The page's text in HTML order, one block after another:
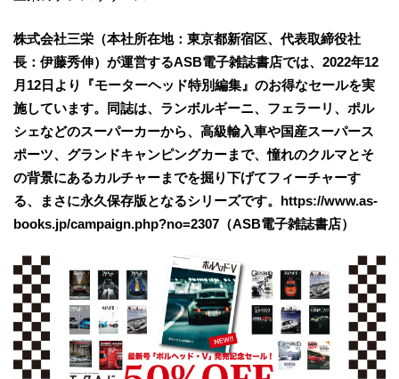
株式会社三栄（本社所在地：東京都新宿区、代表取締役社
長：伊藤秀伸）が運営するASB電子雑誌書店では、2022年12
月12日より『モーターヘッド特別編集』のお得なセールを実
施しています。同誌は、ランボルギーニ、フェラーリ、ポル
シェなどのスーパーカーから、高級輸入車や国産スーパース
ポーツ、グランドキャンピングカーまで、憧れのクルマとそ
の背景にあるカルチャーまでを掘り下げてフィーチャーす
る、まさに永久保存版となるシリーズです。https://www.as-
books.jp/campaign.php?no=2307（ASB電子雑誌書店）